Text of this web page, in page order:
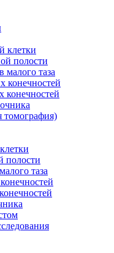
клетки
полости
таза
конечностей
томография)
таза